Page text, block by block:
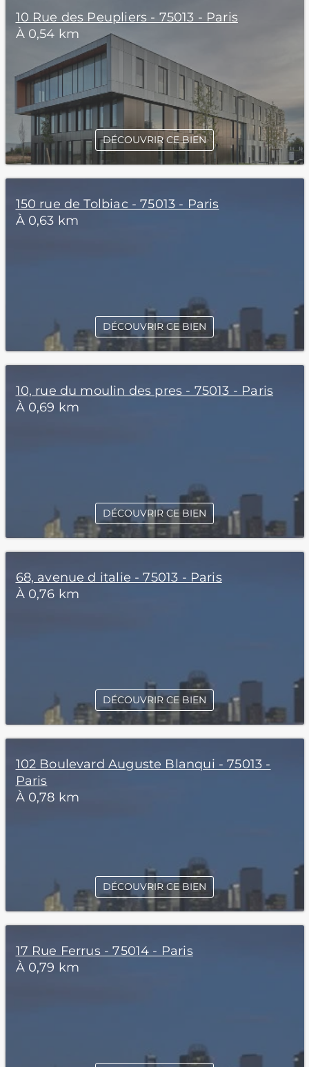
10 Rue des Peupliers - 75013 - Paris
À 0,54 km
DÉCOUVRIR CE BIEN
150 rue de Tolbiac - 75013 - Paris
À 0,63 km
DÉCOUVRIR CE BIEN
10, rue du moulin des pres - 75013 - Paris
À 0,69 km
DÉCOUVRIR CE BIEN
68, avenue d italie - 75013 - Paris
À 0,76 km
DÉCOUVRIR CE BIEN
102 Boulevard Auguste Blanqui - 75013 -
Paris
À 0,78 km
DÉCOUVRIR CE BIEN
17 Rue Ferrus - 75014 - Paris
À 0,79 km